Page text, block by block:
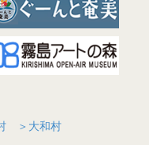
＞大和村